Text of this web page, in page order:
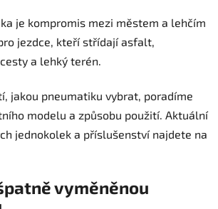
je kompromis mezi městem a lehčím
jezdce, kteří střídají asfalt,
a lehký terén.
jakou pneumatiku vybrat, poradíme
modelu a způsobu použití. Aktuální
jednokolek a příslušenství najdete na
vyměněnou